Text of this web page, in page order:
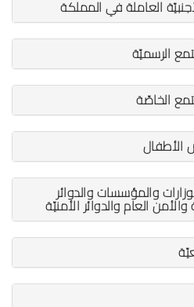
والمؤسسات والدوائر
العام والدوائر الأمنيّة